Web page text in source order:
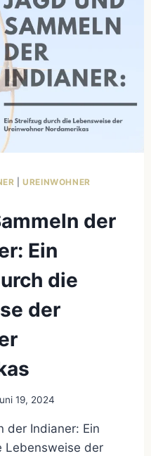
|UREINWOHNER
der
Ein
die
der
19, 2024
der Indianer: Ein
Lebensweise der